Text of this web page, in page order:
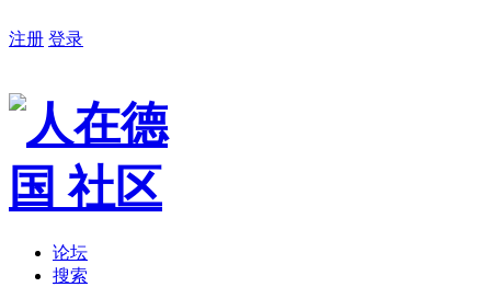
注册 登录
论坛
搜索